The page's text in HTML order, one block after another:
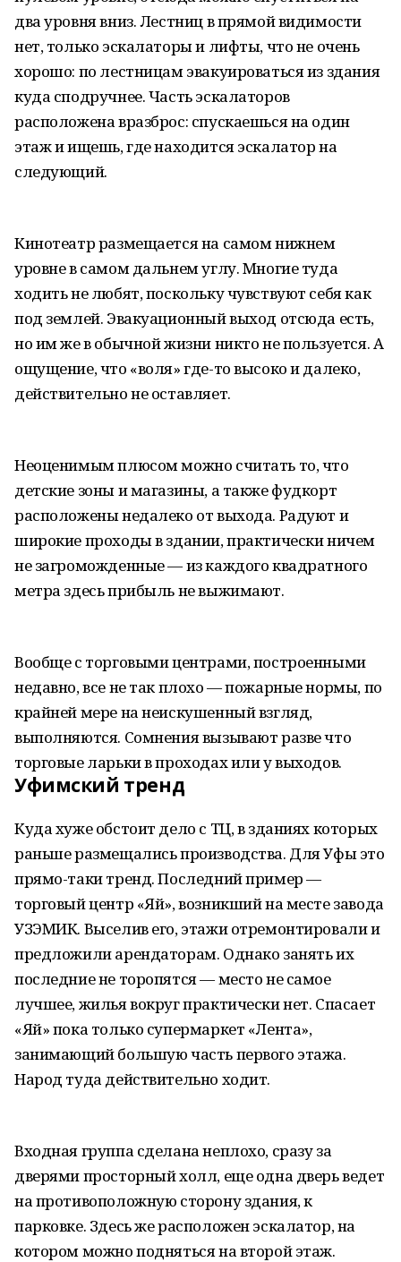
два уровня вниз. Лестниц в прямой видимости
нет, только эскалаторы и лифты, что не очень
хорошо: по лестницам эвакуироваться из здания
куда сподручнее. Часть эскалаторов
расположена вразброс: спускаешься на один
этаж и ищешь, где находится эскалатор на
следующий.
Кинотеатр размещается на самом нижнем
уровне в самом дальнем углу. Многие туда
ходить не любят, поскольку чувствуют себя как
под землей. Эвакуационный выход отсюда есть,
но им же в обычной жизни никто не пользуется. А
ощущение, что «воля» где-то высоко и далеко,
действительно не оставляет.
Неоценимым плюсом можно считать то, что
детские зоны и магазины, а также фудкорт
расположены недалеко от выхода. Радуют и
широкие проходы в здании, практически ничем
не загроможденные — из каждого квадратного
метра здесь прибыль не выжимают.
Вообще с торговыми центрами, построенными
недавно, все не так плохо — пожарные нормы, по
крайней мере на неискушенный взгляд,
выполняются. Сомнения вызывают разве что
торговые ларьки в проходах или у выходов.
Уфимский тренд
Куда хуже обстоит дело с ТЦ, в зданиях которых
раньше размещались производства. Для Уфы это
прямо-таки тренд. Последний пример —
торговый центр «Яй», возникший на месте завода
УЗЭМИК. Выселив его, этажи отремонтировали и
предложили арендаторам. Однако занять их
последние не торопятся — место не самое
лучшее, жилья вокруг практически нет. Спасает
«Яй» пока только супермаркет «Лента»,
занимающий большую часть первого этажа.
Народ туда действительно ходит.
Входная группа сделана неплохо, сразу за
дверями просторный холл, еще одна дверь ведет
на противоположную сторону здания, к
парковке. Здесь же расположен эскалатор, на
котором можно подняться на второй этаж.